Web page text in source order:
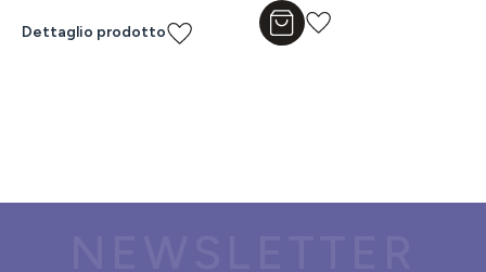
Dettaglio prodotto Aggiungi al carrello